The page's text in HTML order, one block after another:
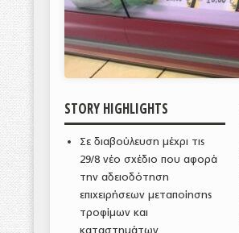
STORY HIGHLIGHTS
Σε διαβούλευση μέχρι τις
29/8 νέο σχέδιο που αφορά
την αδειοδότηση
επιχειρήσεων μεταποίησης
τροφίμων και
καταστημάτων